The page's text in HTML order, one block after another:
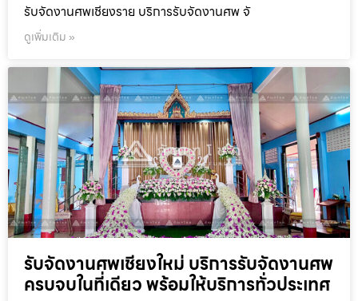
รับจัดงานศพเชียงราย บริการรับจัดงานศพ จั
ดูเพิ่มเติม »
รับจัดงานศพเชียงใหม่ บริการรับจัดงานศพ
ครบจบในที่เดียว พร้อมให้บริการทั่วประเทศ